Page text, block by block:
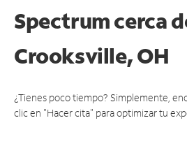
Spectrumcerca
Crooksville, OH
¿Tienes poco tiempo? Simplemente,
clic en "Hacer cita" para optimizar tu